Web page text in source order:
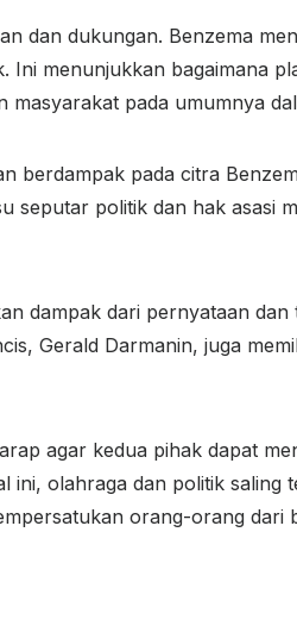
dan dukungan. Benzema
menunjukkan bagaimana
masyarakat pada umumnya
berdampak pada citra
seputar politik dan hak asasi
dampak dari pernyataan
Gerald Darmanin, juga
agar kedua pihak dapat
olahraga dan politik saling
orang-orang dari